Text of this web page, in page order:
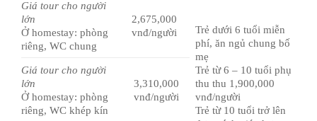
Giá tour cho người
lớn
Ở homestay: phòng
riêng, WC chung
2,675,000
vnđ/người
Trẻ dưới 6 tuổi miễn
phí, ăn ngủ chung bố
mẹ
Trẻ từ 6 – 10 tuổi phụ
thu thu 1,900,000
vnđ/người
Trẻ từ 10 tuổi trở lên
Giá tour cho người
lớn
Ở homestay: phòng
riêng, WC khép kín
3,310,000
vnđ/người